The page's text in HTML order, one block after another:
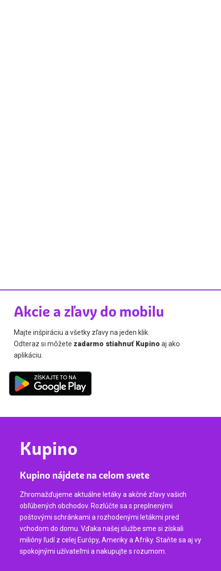
Akcie a zľavy do mobilu
Majte inšpiráciu a všetky zľavy na jeden klik.
Odteraz si môžete zadarmo stiahnuť Kupinoaj ako
aplikáciu.
Kupino
Kupino nájdete na celom svete
Zhromažďujeme aktuálne letáky a akčné zľavy vašich
obľúbených obchodov. Rozlúčte sa s preplnenými
poštovými schránkami a rozhodenými letákmi pred
vchodom do domu. Vďaka našej službe sme si získali
milióny ľudí z celej Európy, Ameriky a Afriky. Staňte sa aj vy
spokojnými užívateľmi a nakupujte s rozumom.